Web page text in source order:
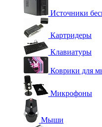
Источники
Картридеры
Клавиатуры
Коврики для
Микрофоны
Мыши